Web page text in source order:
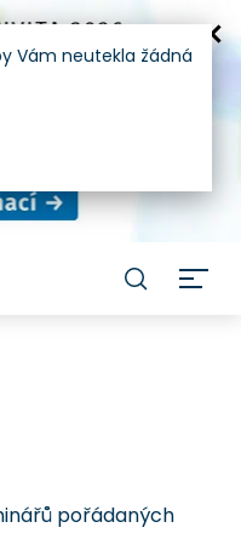
pořádaných
Vám neutekla žádná